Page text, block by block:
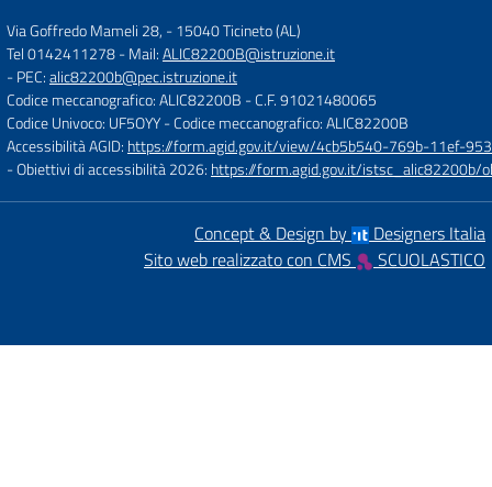
Via Goffredo Mameli 28, -15040 Ticineto (AL)
Tel 0142411278- Mail:ALIC82200B@istruzione.it
- PEC:alic82200b@pec.istruzione.it
Codice meccanografico: ALIC82200B - C.F. 91021480065
Codice Univoco: UF5OYY- Codice meccanografico: ALIC82200B
Accessibilità AGID: https://form.agid.gov.it/view/4cb5b540-769b-11ef-
- Obiettivi di accessibilità 2026: https://form.agid.gov.it/
Concept & Design by
Designers Italia
Sito web realizzato con CMS
SCUOLASTICO